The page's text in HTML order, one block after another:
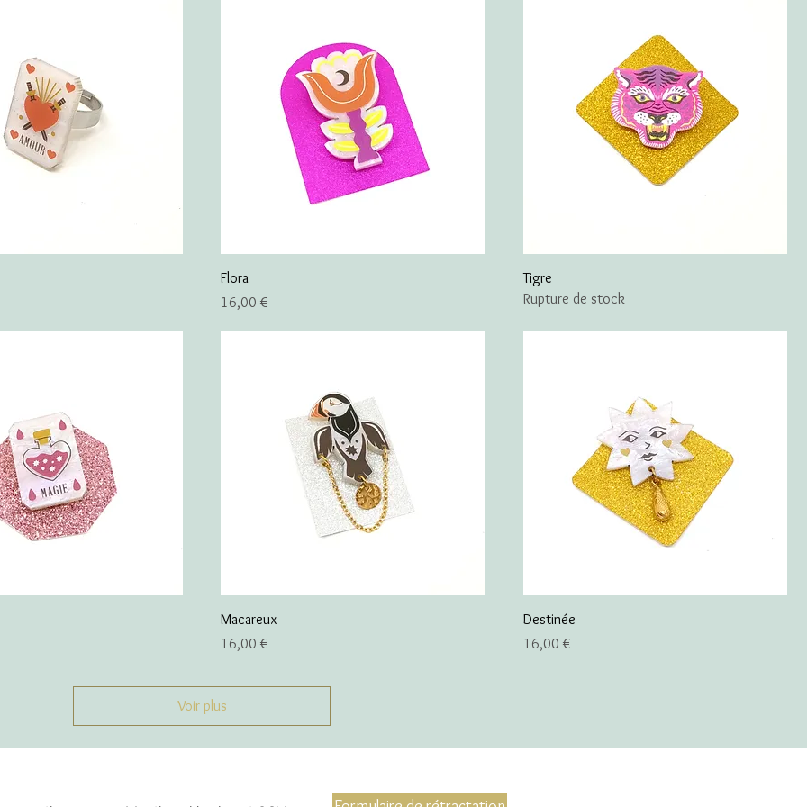
Flora
Prix
16,00 €
Tigre
Rupture de stock
Macareux
Prix
16,00 €
Destinée
Prix
16,00 €
Voir plus